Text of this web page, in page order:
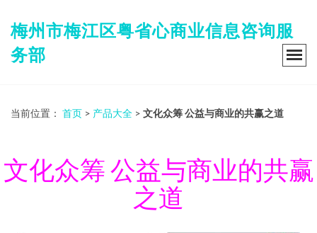
梅州市梅江区粤省心商业信息咨询服
务部
当前位置： 首页 > 产品大全 > 文化众筹 公益与商业的共赢之道
文化众筹 公益与商业的共赢
之道